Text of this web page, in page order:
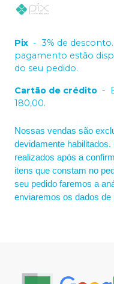
Pix - 3% de
pagamento estão
do seu pedido.
Cartão de crédito -
180,00.
Nossas vendas são
devidamente
realizados após a
itens que constam no
seu pedido faremos a
enviaremos os dados